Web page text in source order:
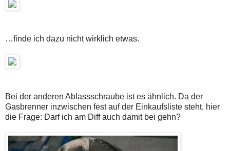
…finde ich dazu nicht wirklich etwas.
Bei der anderen Ablassschraube ist es ähnlich. Da der
Gasbrenner inzwischen fest auf der Einkaufsliste steht, hier
die Frage: Darf ich am Diff auch damit bei gehn?